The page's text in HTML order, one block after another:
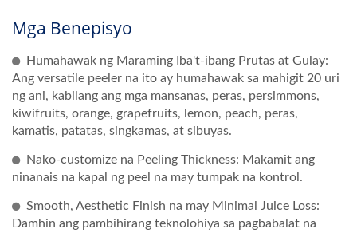
Mga Benepisyo
Humahawak ng Maraming Iba't-ibang Prutas at Gulay:
Ang versatile peeler na ito ay humahawak sa mahigit 20 uri
ng ani, kabilang ang mga mansanas, peras, persimmons,
kiwifruits, orange, grapefruits, lemon, peach, peras,
kamatis, patatas, singkamas, at sibuyas.
Nako-customize na Peeling Thickness: Makamit ang
ninanais na kapal ng peel na may tumpak na kontrol.
Smooth, Aesthetic Finish na may Minimal Juice Loss:
Damhin ang pambihirang teknolohiya sa pagbabalat na